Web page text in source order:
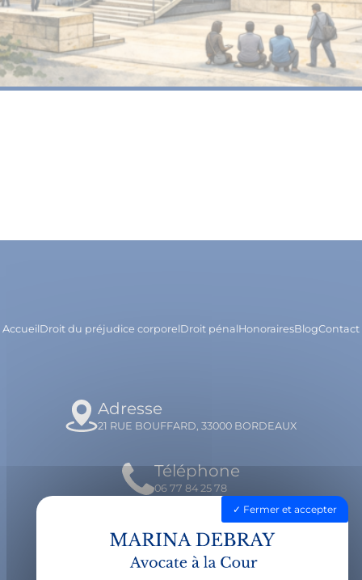
AccueilDroit du préjudice corporelDroit pénalHonorairesBlogContact
Adresse
21 RUE BOUFFARD, 33000 BORDEAUX
Téléphone
06 77 84 25 78
Email
contact@avocatdebray.fr
Fermer et accepter